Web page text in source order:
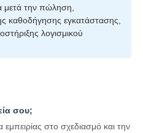
την πώληση,
καθοδήγησης εγκατάστασης,
λογισμικού
σου;
στο σχεδιασμό και την